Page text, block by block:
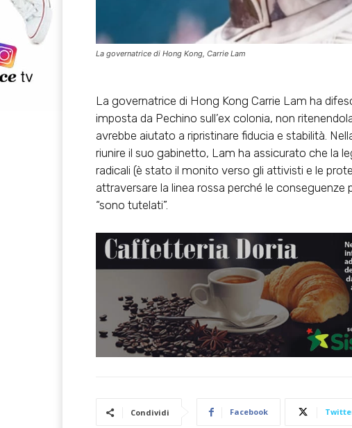
La governatrice di Hong Kong, Carrie Lam
La governatrice di Hong Kong Carrie Lam ha
imposta da Pechino sull’ex colonia, non
avrebbe aiutato a ripristinare fiducia e stabilità.
riunire il suo gabinetto, Lam ha assicurato che la
radicali (è stato il monito verso gli attivisti e le
attraversare la linea rossa perché le
“sono tutelati”.
Condividi Facebook